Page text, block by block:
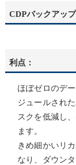
CDPバックアッ
利点：
ほぼゼロのデ
ジュールされ
スクを低減し
ます。
きめ細かいリ
なり、ダウン